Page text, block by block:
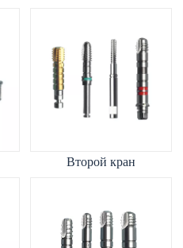
Второй кран